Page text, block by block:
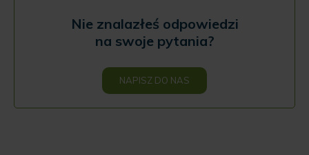
Nie znalazłeś odpowiedzi
na swoje pytania?
NAPISZ DO NAS